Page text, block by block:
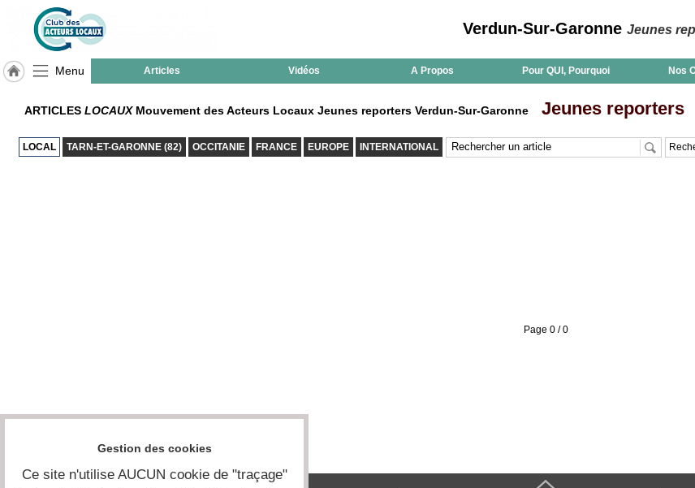
Verdun-Sur-Garonne Jeunes
Menu Articles Vidéos A Propos Pour QUI, Pourquoi Nos
HULCOQ
ACCUEIL
Verdun-
ARTICLES LOCAUXMouvement des Acteurs Locaux Jeunes reporters Verdun-Sur-Garonne Jeunes reporters
LOCAL TARN-ET-GARONNE (82) OCCITANIE FRANCE EUROPE INTERNATIONAL
Page 0 / 0
Gestion des cookies
Ce site n'utilise AUCUN cookie de "traçage"